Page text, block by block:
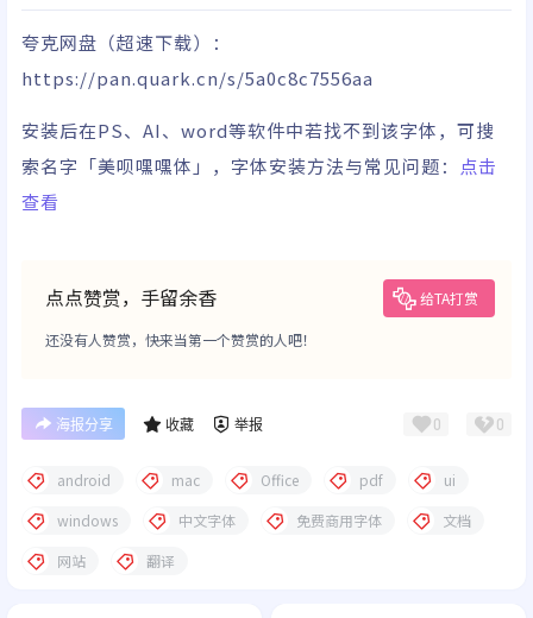
夸克网盘 （超速下载）
：
https://pan.quark.cn/s/5a0c8c7556aa
安装后在PS、AI、word等软件中若找不到该字体，可搜
索名字「美呗嘿嘿体」，字体安装方法与常见问题： 点击
查看
点点赞赏，手留余香 给TA打赏
还没有人赞赏，快来当第一个赞赏的人吧！
海报分享 收藏 举报 0 0
android mac Office pdf
ui
windows
中文字体 免费商用字体
文档
网站
翻译